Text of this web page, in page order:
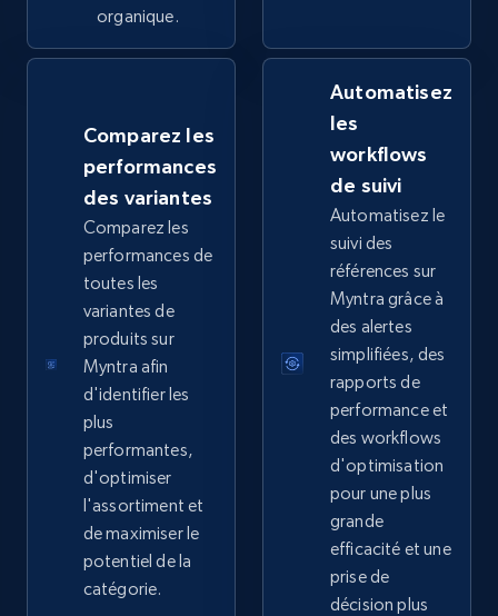
URL, Product id, Title, Product description,
Rating, Reviews count, Images, Variations, and
2.4K+ 202+ Commencer
Home Depot US
URL, Domain, Country code, Model number,
Sku, Product id, Product name, Manufacturer,
and more.
2.1K+ Commencer
Home Depot US - Gather data on products
using specified keywords
URL, Domain, Country code, Model number,
Sku, Product id, Product name, Manufacturer,
and more.
organique.
Comparez les
performances
des variantes
Comparez les
performances de
toutes les
variantes de
produits sur
Myntra afin
d'identifier les
plus
performantes,
d'optimiser
l'assortiment et
de maximiser le
potentiel de la
catégorie.
Automatisez
les
workflows
de suivi
Automatisez le
suivi des
références sur
Myntra grâce à
des alertes
simplifiées, des
rapports de
performance et
des workflows
d'optimisation
pour une plus
grande
efficacité et une
prise de
décision plus